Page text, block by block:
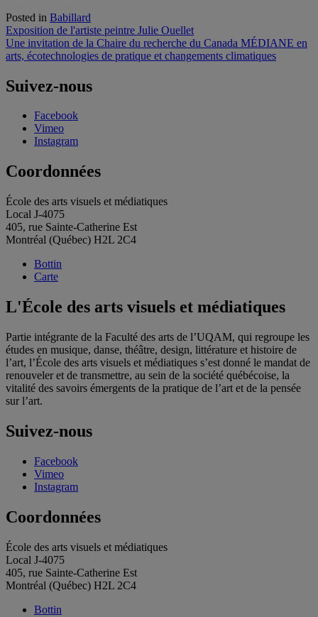
Posted in Babillard
Navigation
de
Exposition de l'artiste peintre Julie Ouellet
Une invitation de la Chaire du recherche du Canada MÉDIANE en
arts, écotechnologies de pratique et changements climatiques
Suivez-nous
Facebook
Vimeo
Instagram
Coordonnées
École des arts visuels et médiatiques
Local J-4075
405, rue Sainte-Catherine Est
Montréal (Québec) H2L 2C4
Bottin
Carte
L'École des arts visuels et médiatiques
Partie intégrante de la Faculté des arts de l’UQAM, qui regroupe les
études en musique, danse, théâtre, design, littérature et histoire de
l’art, l’École des arts visuels et médiatiques s’est donné le mandat de
renouveler et de transmettre, au sein de la société québécoise, la
vitalité des savoirs émergents de la pratique de l’art et de la pensée
sur l’art.
Suivez-nous
Facebook
Vimeo
Instagram
Coordonnées
École des arts visuels et médiatiques
Local J-4075
405, rue Sainte-Catherine Est
Montréal (Québec) H2L 2C4
Bottin